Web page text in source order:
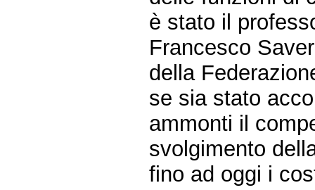
è stato il
Francesco
della
se sia stato
ammonti il
svolgimento
fino ad oggi i